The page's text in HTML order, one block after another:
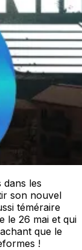
dans les
son nouvel
téméraire
le 26 mai et qui
que le
!